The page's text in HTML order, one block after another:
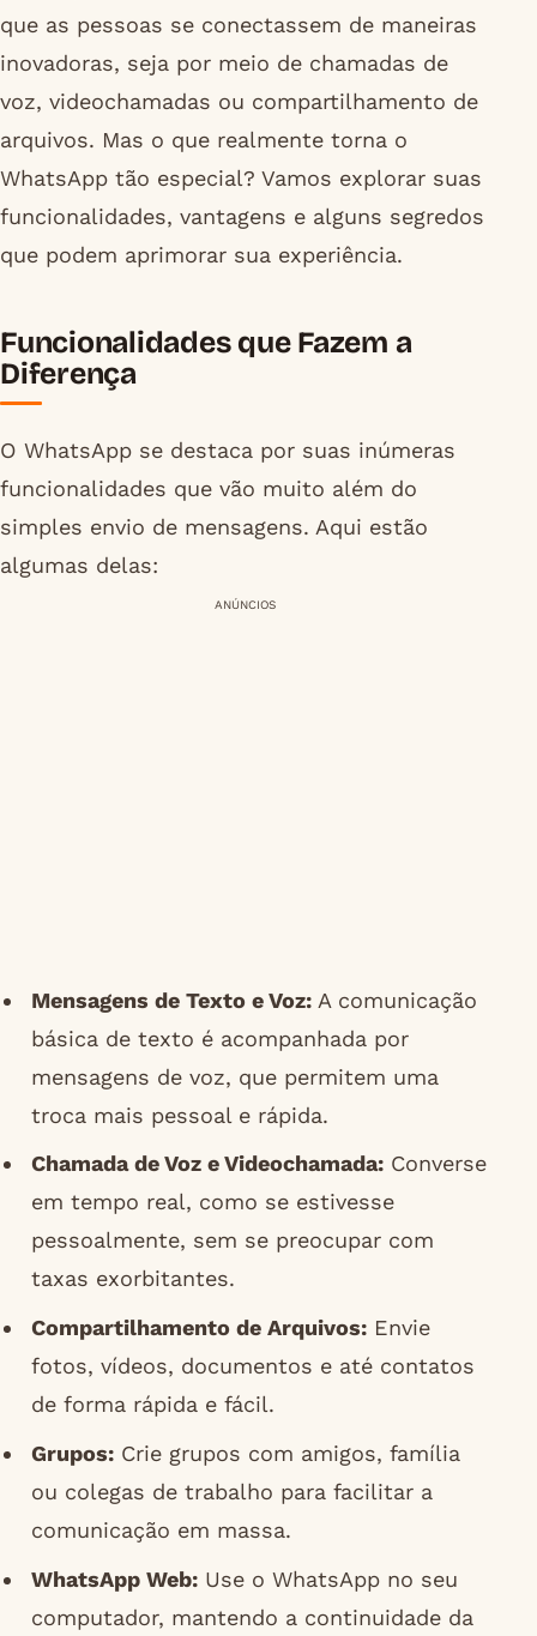
que as pessoas se conectassem de maneiras
inovadoras, seja por meio de chamadas de
voz, videochamadas ou compartilhamento de
arquivos. Mas o que realmente torna o
WhatsApp tão especial? Vamos explorar suas
funcionalidades, vantagens e alguns segredos
que podem aprimorar sua experiência.
Funcionalidades que Fazem a
Diferença
O WhatsApp se destaca por suas inúmeras
funcionalidades que vão muito além do
simples envio de mensagens. Aqui estão
algumas delas:
ANÚNCIOS
Mensagens de Texto e Voz:A comunicação
básica de texto é acompanhada por
mensagens de voz, que permitem uma
troca mais pessoal e rápida.
Chamada de Voz e Videochamada:Converse
em tempo real, como se estivesse
pessoalmente, sem se preocupar com
taxas exorbitantes.
Compartilhamento de Arquivos:Envie
fotos, vídeos, documentos e até contatos
de forma rápida e fácil.
Grupos:Crie grupos com amigos, família
ou colegas de trabalho para facilitar a
comunicação em massa.
WhatsApp Web:Use o WhatsApp no seu
computador, mantendo a continuidade da